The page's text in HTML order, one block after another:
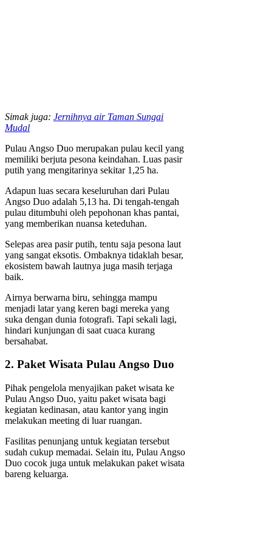
Simak juga: Jernihnya air Taman Sungai
Mudal
Pulau Angso Duo merupakan pulau kecil yang
memiliki berjuta pesona keindahan. Luas pasir
putih yang mengitarinya sekitar 1,25 ha.
Adapun luas secara keseluruhan dari Pulau
Angso Duo adalah 5,13 ha. Di tengah-tengah
pulau ditumbuhi oleh pepohonan khas pantai,
yang memberikan nuansa keteduhan.
Selepas area pasir putih, tentu saja pesona laut
yang sangat eksotis. Ombaknya tidaklah besar,
ekosistem bawah lautnya juga masih terjaga
baik.
Airnya berwarna biru, sehingga mampu
menjadi latar yang keren bagi mereka yang
suka dengan dunia fotografi. Tapi sekali lagi,
hindari kunjungan di saat cuaca kurang
bersahabat.
2. Paket Wisata Pulau Angso Duo
Pihak pengelola menyajikan paket wisata ke
Pulau Angso Duo, yaitu paket wisata bagi
kegiatan kedinasan, atau kantor yang ingin
melakukan meeting di luar ruangan.
Fasilitas penunjang untuk kegiatan tersebut
sudah cukup memadai. Selain itu, Pulau Angso
Duo cocok juga untuk melakukan paket wisata
bareng keluarga.